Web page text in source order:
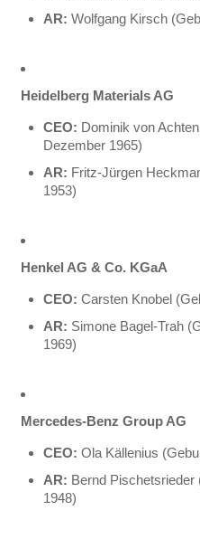
AR: Wolfgang Kirsch
Heidelberg Materials AG
CEO: Dominik von
Dezember 1965)
AR: Fritz-Jürgen
1953)
Henkel AG & Co. KGaA
CEO: Carsten Knobel
AR: Simone Bagel-Trah
1969)
Mercedes-Benz Group AG
CEO: Ola Källenius
AR: Bernd Pischetsrieder
1948)